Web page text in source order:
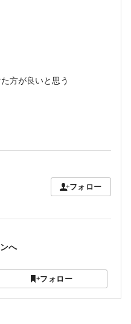
方が良いと思う
フォロー
へ
フォロー